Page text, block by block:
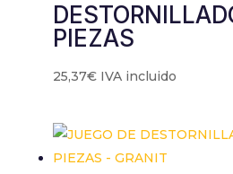
PIEZAS
25,37€ IVA incluido